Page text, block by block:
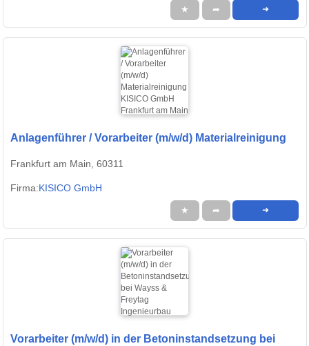
★ ➦ ➜
Anlagenführer / Vorarbeiter (m/w/d) Materialreinigung
Frankfurt am Main, 60311
Firma:KISICO GmbH
★ ➦ ➜
Vorarbeiter (m/w/d) in der Betoninstandsetzung bei